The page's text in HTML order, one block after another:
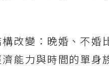
構改變：晚婚、不婚
能力與時間的單身